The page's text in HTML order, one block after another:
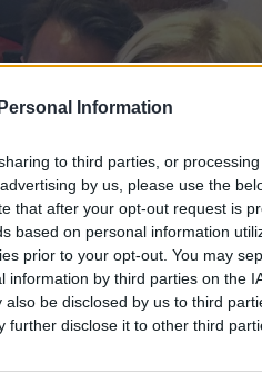
Information
to third parties, or
by us, please use the
that after your opt-out request is
based on personal information
prior to your opt-out. You may
by third parties on the
be disclosed by us to third
further disclose it to other third
«Ο Λύτρας ήταν